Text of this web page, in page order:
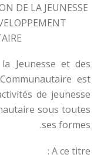
DE LA JEUNESSE
Jeunesse et des
est
de jeunesse
sous toutes
ses formes.
A ce titre :